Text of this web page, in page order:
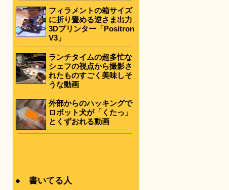
フィラメントの箱サイズ
に折り畳める逆さま出力
3Dプリンター「Positron
V3」
ランチタイムの超多忙な
シェフの視点から撮影さ
れたものすごく美味しそ
うな動画
外部からのハッキングで
ロボット犬が「くたっ」
とくずおれる動画
● 書いてる人